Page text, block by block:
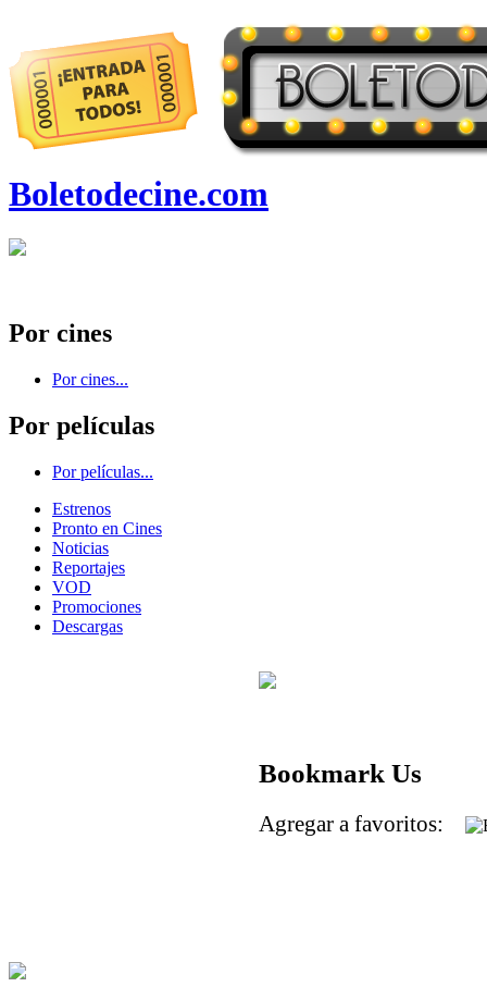
Boletodecine.com
Por cines
Por cines...
Por películas
Por películas...
Estrenos
Pronto en Cines
Noticias
Reportajes
VOD
Promociones
Descargas
Bookmark Us
Agregar a favoritos: